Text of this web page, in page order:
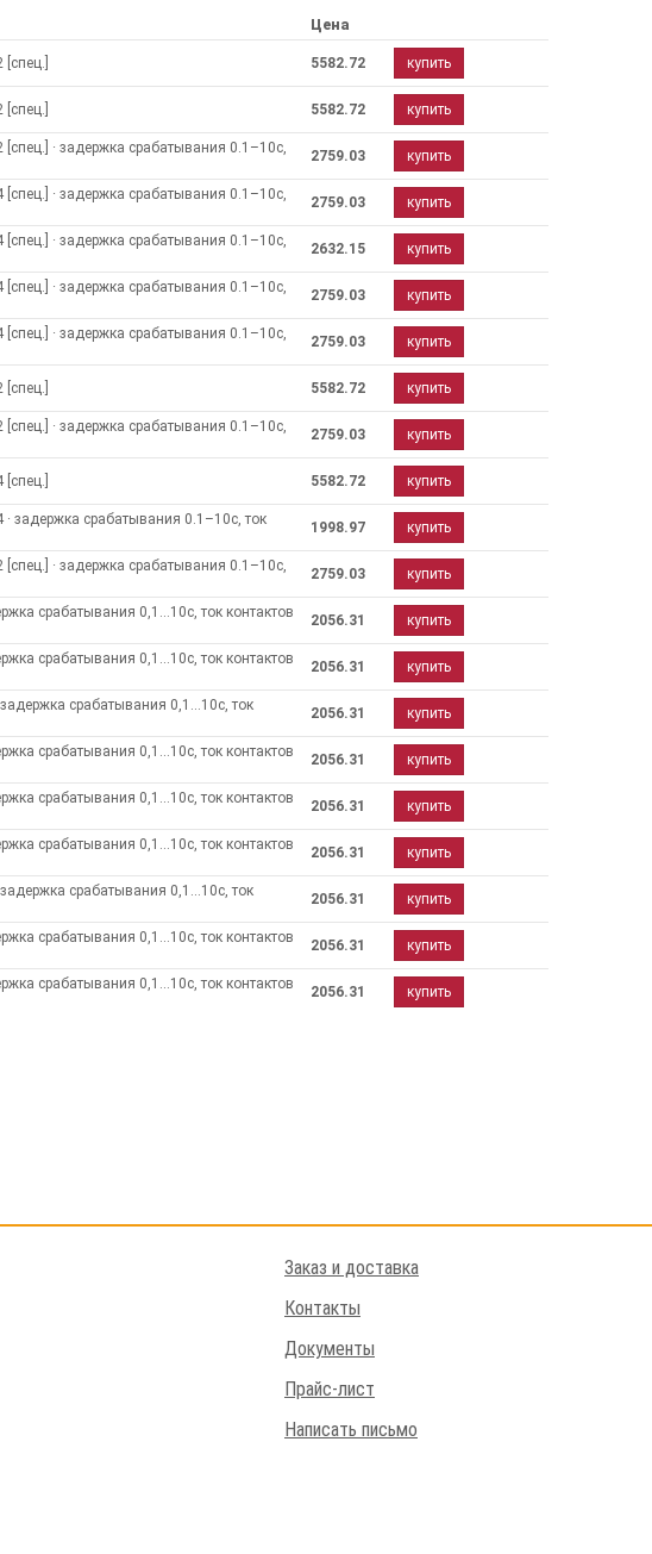
Цена
5582.72 купить
5582.72 купить
· задержка срабатывания 0.1–10с,
2759.03 купить
· задержка срабатывания 0.1–10с,
2759.03 купить
· задержка срабатывания 0.1–10с,
2632.15 купить
· задержка срабатывания 0.1–10с,
2759.03 купить
· задержка срабатывания 0.1–10с,
2759.03 купить
5582.72 купить
· задержка срабатывания 0.1–10с,
2759.03 купить
5582.72 купить
задержка срабатывания 0.1–10с, ток
1998.97 купить
· задержка срабатывания 0.1–10с,
2759.03 купить
срабатывания 0,1…10с, ток контактов
2056.31 купить
срабатывания 0,1…10с, ток контактов
2056.31 купить
срабатывания 0,1…10с, ток
2056.31 купить
срабатывания 0,1…10с, ток контактов
2056.31 купить
срабатывания 0,1…10с, ток контактов
2056.31 купить
срабатывания 0,1…10с, ток контактов
2056.31 купить
срабатывания 0,1…10с, ток
2056.31 купить
срабатывания 0,1…10с, ток контактов
2056.31 купить
срабатывания 0,1…10с, ток контактов
2056.31 купить
Заказ и доставка
Контакты
Документы
Прайс-лист
Написать письмо